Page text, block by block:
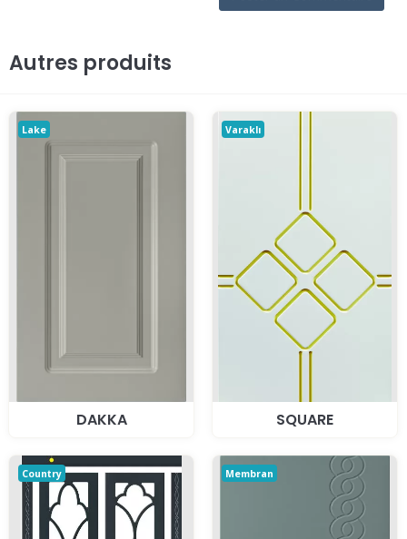
Autres produits
Lake
DAKKA
Varaklı
SQUARE
Country Membran